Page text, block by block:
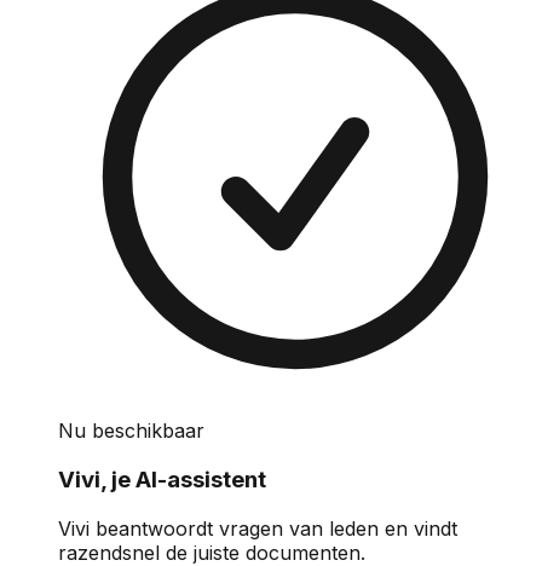
Nu beschikbaar
Vivi, je AI-assistent
Vivi beantwoordt vragen van leden en vindt
razendsnel de juiste documenten.